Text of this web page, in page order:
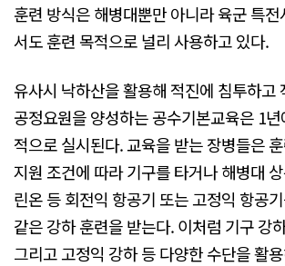
훈련 방식은 해병대뿐만 아니라 육군 특
서도 훈련 목적으로 널리 사용하고 있다.
유사시 낙하산을 활용해 적진에 침투하고
공정요원을 양성하는 공수기본교육은 1
적으로 실시된다. 교육을 받는 장병들은
지원 조건에 따라 기구를 타거나 해병대
린온 등 회전익 항공기 또는 고정익 항공
같은 강하 훈련을 받는다. 이처럼 기구 강
그리고 고정익 강하 등 다양한 수단을 활